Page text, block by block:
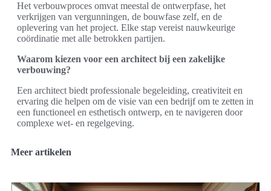
Het verbouwproces omvat meestal de ontwerpfase, het
verkrijgen van vergunningen, de bouwfase zelf, en de
oplevering van het project. Elke stap vereist nauwkeurige
coördinatie met alle betrokken partijen.
Waarom kiezen voor een architect bij een zakelijke
verbouwing?
Een architect biedt professionale begeleiding, creativiteit en
ervaring die helpen om de visie van een bedrijf om te zetten in
een functioneel en esthetisch ontwerp, en te navigeren door
complexe wet- en regelgeving.
Meer artikelen